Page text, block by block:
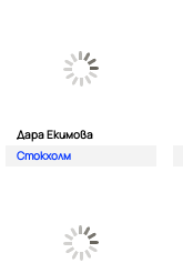
Дара Екимова
Стокхолм